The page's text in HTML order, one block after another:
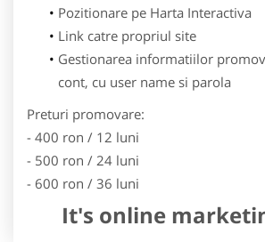
Pozitionare pe Harta Interactiva
Link catre propriul site
Gestionarea informatiilor
cont, cu user name si parola
Preturi promovare:
- 400 ron / 12 luni
- 500 ron / 24 luni
- 600 ron / 36 luni
It's online